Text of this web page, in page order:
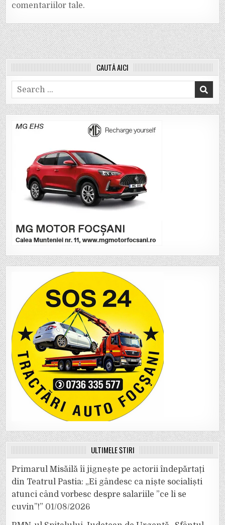
comentariilor tale.
CAUTĂ AICI
Search
for:
ULTIMELE ȘTIRI
Primarul Misăilă îi jignește pe actorii îndepărtați
din Teatrul Pastia: „Ei gândesc ca niște socialiști
atunci când vorbesc despre salariile ”ce li se
cuvin”!” 01/08/2026